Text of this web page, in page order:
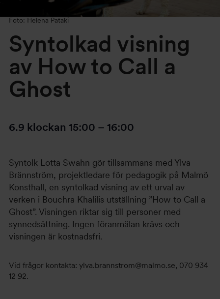
Foto: Helena Pataki
Syntolkad visning
av How to Call a
Ghost
6.9 klockan 15:00 – 16:00
Syntolk Lotta Swahn gör tillsammans med Ylva
Brännström, projektledare för pedagogik på Malmö
Konsthall, en syntolkad visning av ett urval av
verken i Bouchra Khalilis utställning ”How to Call a
Ghost”. Visningen riktar sig till personer med
synnedsättning. Ingen föranmälan krävs och
visningen är kostnadsfri.
Vid frågor kontakta: ylva.brannstrom@malmo.se, 070 934
12 92.